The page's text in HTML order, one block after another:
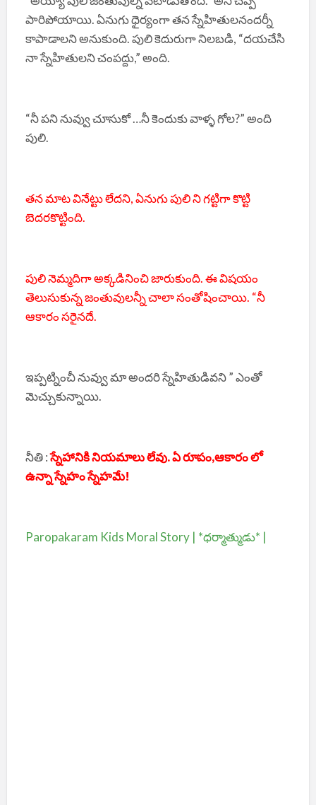
పారిపోయాయి. ఏనుగు ధైర్యంగా తన స్నేహితులనందర్నీ
కాపాడాలని అనుకుంది. పులి కెదురుగా నిలబడి, “దయచేసి
నా స్నేహితులని చంపద్దు,” అంది.
“నీ పని నువ్వు చూసుకో …నీ కెందుకు వాళ్ళ గోల?” అంది
పులి.
తన మాట వినేట్టు లేదని, ఏనుగు పులి ని గట్టిగా కొట్టి
బెదరకొట్టింది.
పులి నెమ్మదిగా అక్కడినించి జారుకుంది. ఈ విషయం
తెలుసుకున్న జంతువులన్నీ చాలా సంతోషించాయి. “నీ
ఆకారం సరైనదే.
ఇప్పట్నించీ నువ్వు మా అందరి స్నేహితుడివని ” ఎంతో
మెచ్చుకున్నాయి.
నీతి :స్నేహానికి నియమాలు లేవు. ఏ రూపం,ఆకారం లో
ఉన్నా స్నేహం స్నేహమే!
Paropakaram Kids Moral Story | *ధర్మాత్ముడు* |